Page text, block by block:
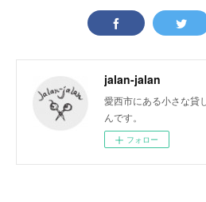
jalan-jalan
愛西市にある小さな貸
んです。
フォロー